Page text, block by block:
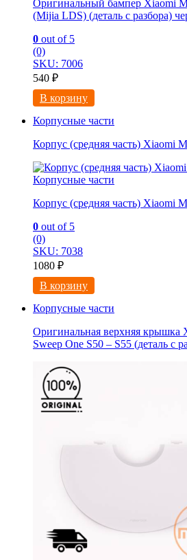
Оригинальный бампер Xiaomi
(Mijia LDS) (деталь с разбора)
0 out of 5
(0)
SKU: 7006
540 ₽
В корзину
Корпусные части
Корпус (средняя часть) Xiaomi
Корпусные части
Корпус (средняя часть) Xiaomi
0 out of 5
(0)
SKU: 7038
1080 ₽
В корзину
Корпусные части
Оригинальная верхняя крышка
Sweep One S50 – S55 (деталь с